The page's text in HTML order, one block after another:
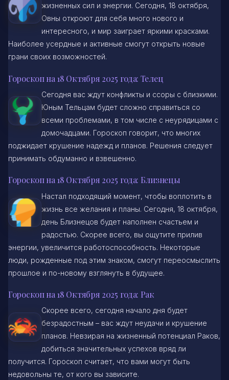
жизненных сил и энергии. Сегодня, 18 октября,
Овны откроют для себя много нового и
интересного, и мир заиграет яркими красками.
Наиболее усердные и активные смогут открыть новые
грани своих возможностей.
Гороскоп на 18 Октября 2025 года: Телец
Сегодня вас ждут конфликты и ссоры с близкими.
Юным Тельцам будет сложно справиться со
всеми проблемами, в том числе с неурядицами с
домочадцами. Гороскоп говорит, что многих
поджидает крушение надежд и планов. Решения следует
принимать обдуманно и взвешенно.
Гороскоп на 18 Октября 2025 года: Близнецы
Настал подходящий момент, чтобы воплотить в
жизнь все желания и планы. Сегодня, 18 октября,
день Близнецов будет наполнен счастьем и
радостью. Скорее всего, вы ощутите прилив
энергии, увеличится работоспособность. Некоторые
люди, рожденные под этим знаком, смогут переосмыслить
прошлое и по-новому взглянуть в будущее.
Гороскоп на 18 Октября 2025 года: Рак
Скорее всего, сегодня начало дня будет
безрадостным – вас ждут неудачи и крушение
планов. Невзирая на жизненный потенциал Раков,
добиться значительных успехов вряд ли
получится. Гороскоп считает, что вами могут быть
недовольны те, от кого вы зависите.